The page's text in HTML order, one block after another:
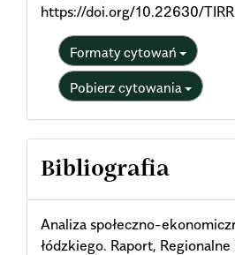
https://doi.org/10.22630/
Formaty cytowań
Pobierz cytowania
Bibliografia
Analiza społeczno-
łódzkiego. Raport,